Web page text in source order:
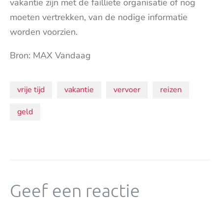
moeten vertrekken, van de nodige informatie
worden voorzien.
Bron: MAX Vandaag
Onderwerpen:
vrije tijd vakantie vervoer reizen
geld
Geef een reactie